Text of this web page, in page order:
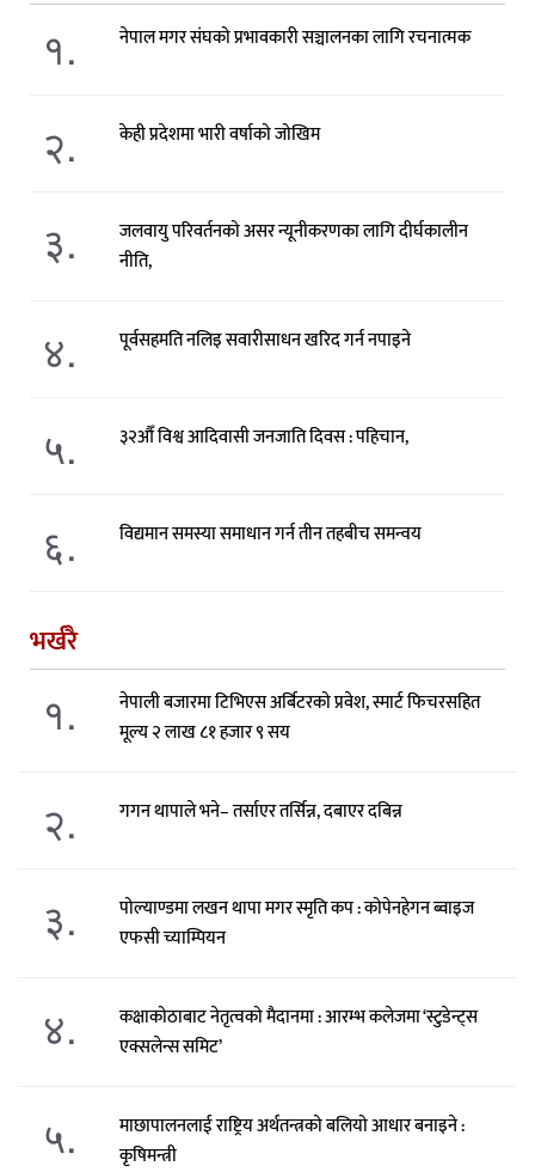
१. नेपाल मगर संघको प्रभावकारी सञ्चालनका लागि रचनात्मक
२. केही प्रदेशमा भारी वर्षाको जोखिम
३.
जलवायु परिवर्तनको असर न्यूनीकरणका लागि दीर्घकालीन
नीति,
४. पूर्वसहमति नलिइ सवारीसाधन खरिद गर्न नपाइने
५. ३२औँ विश्व आदिवासी जनजाति दिवस : पहिचान,
६. विद्यमान समस्या समाधान गर्न तीन तहबीच समन्वय
भर्खरै
१.
नेपाली बजारमा टिभिएस अर्बिटरको प्रवेश, स्मार्ट फिचरसहित
मूल्य २ लाख ८१ हजार ९ सय
२. गगन थापाले भने– तर्साएर तर्सिन्न, दबाएर दबिन्न
३.
पोल्याण्डमा लखन थापा मगर स्मृति कप : कोपेनहेगन ब्वाइज
एफसी च्याम्पियन
४.
कक्षाकोठाबाट नेतृत्वको मैदानमा : आरम्भ कलेजमा ‘स्टुडेन्ट्स
एक्सलेन्स समिट’
५.
माछापालनलाई राष्ट्रिय अर्थतन्त्रको बलियो आधार बनाइने :
कृषिमन्त्री